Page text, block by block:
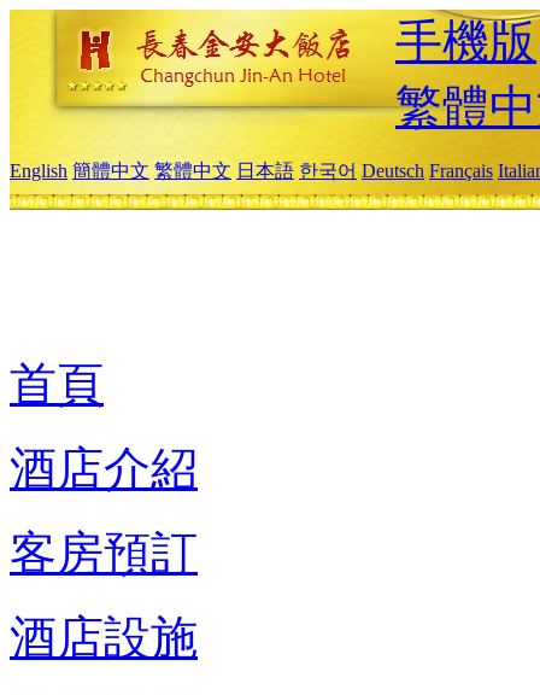
手機版
繁體
English 簡體中文 繁體中文 日本語 한국어 Deutsch Français
首頁
酒店介紹
客房預訂
酒店設施